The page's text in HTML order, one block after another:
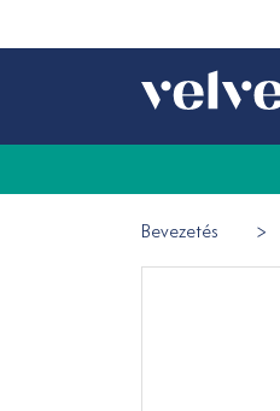
Bevezetés